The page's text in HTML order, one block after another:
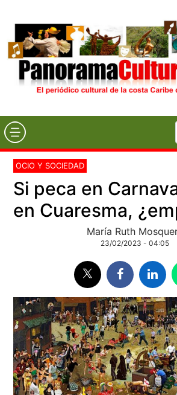
OCIO Y SOCIEDAD
Si peca en
en Cuaresma,
María Ruth
23/02/2023 - 04:05